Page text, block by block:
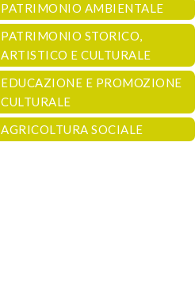
PATRIMONIO AMBIENTALE
PATRIMONIO STORICO,
ARTISTICO E CULTURALE
EDUCAZIONE E PROMOZIONE
CULTURALE
AGRICOLTURA SOCIALE